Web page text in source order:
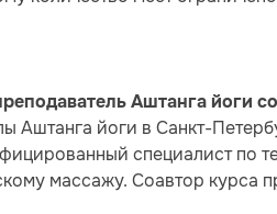
Аштанга йоги
Аштанга йоги в Санкт-
специалист по
массажу. Соавтор курса